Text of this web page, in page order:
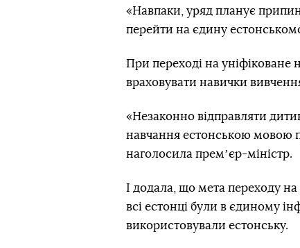
«Навпаки, уряд планує
перейти на єдину
При переході на уніфіковане
враховувати навички
«Незаконно відправляти
навчання естонською мовою
наголосила премʼєр-міністр.
І додала, що мета переходу
всі естонці були в єдиному
використовували естонську.